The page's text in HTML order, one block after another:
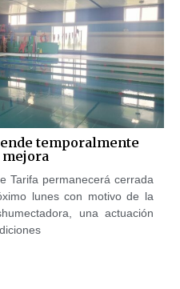
temporalmente
mejora
Tarifa permanecerá cerrada
lunes con motivo de la
una actuación